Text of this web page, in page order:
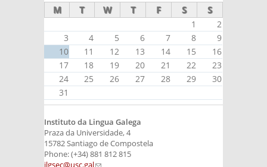
M T W T F S S
1
2
3
4 5 6 7 8
9
10
11 12 13 14 15
16
17
18 19 20 21 22
23
24
25 26 27 28 29
30
31
Instituto da Lingua Galega
Praza da Universidade, 4
15782 Santiago de Compostela
Phone: (+34) 881 812 815
ilgsec@usc.gal(link sends e-mail)